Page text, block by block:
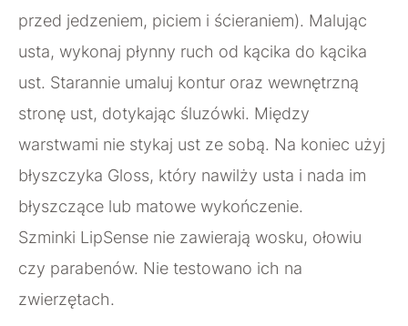
przed jedzeniem, piciem i ścieraniem). Malując
usta, wykonaj płynny ruch od kącika do kącika
ust. Starannie umaluj kontur oraz wewnętrzną
stronę ust, dotykając śluzówki. Między
warstwami nie stykaj ust ze sobą. Na koniec użyj
błyszczyka Gloss, który nawilży usta i nada im
błyszczące lub matowe wykończenie.
Szminki LipSense nie zawierają wosku, ołowiu
czy parabenów. Nie testowano ich na
zwierzętach.